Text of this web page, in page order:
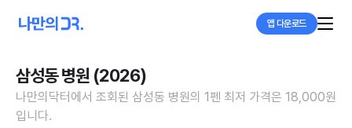
앱 다운로드
삼성동 병원 (2026)
나만의닥터에서 조회된 삼성동 병원의 1펜 최저 가격은 18,000원
입니다.